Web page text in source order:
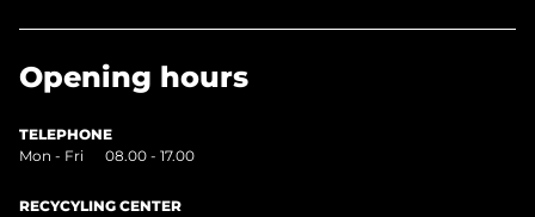
Opening hours
TELEPHONE
Mon - Fri 08.00 - 17.00
RECYCYLING CENTER